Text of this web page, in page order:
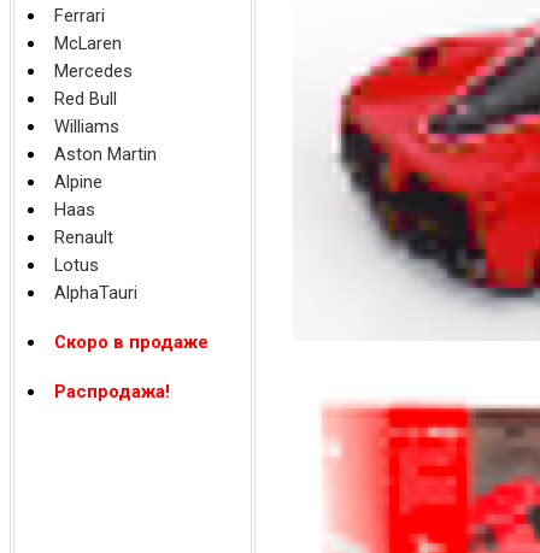
Ferrari
McLaren
Mercedes
Red Bull
Williams
Aston Martin
Alpine
Haas
Renault
Lotus
AlphaTauri
Скоро в продаже
Распродажа!